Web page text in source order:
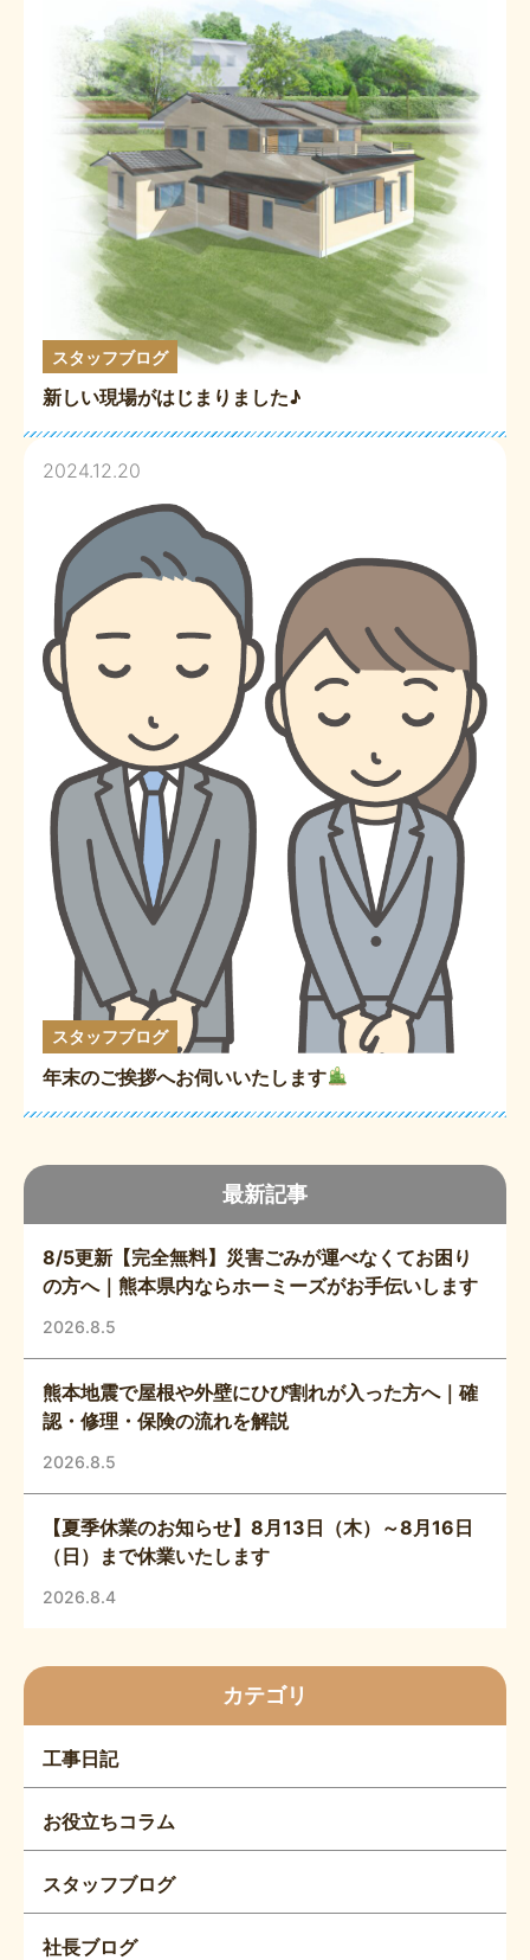
最新記事
8/5更新【完全無料】災害ごみが運べなくてお困り
の方へ｜熊本県内ならホーミーズがお手伝いします
2026.8.5
熊本地震で屋根や外壁にひび割れが入った方へ｜確
認・修理・保険の流れを解説
2026.8.5
【夏季休業のお知らせ】8月13日（木）～8月16日
（日）まで休業いたします
2026.8.4
カテゴリ
工事日記
お役立ちコラム
スタッフブログ
社長ブログ
スタッフブログ
新しい現場がはじまりました♪
2024.12.20
スタッフブログ
年末のご挨拶へお伺いいたします